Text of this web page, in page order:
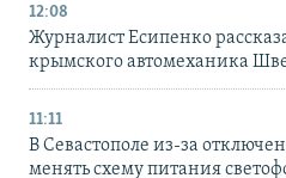
12:08
Журналист Есипенко
крымского автомеханика
11:11
В Севастополе из-за
менять схему питания